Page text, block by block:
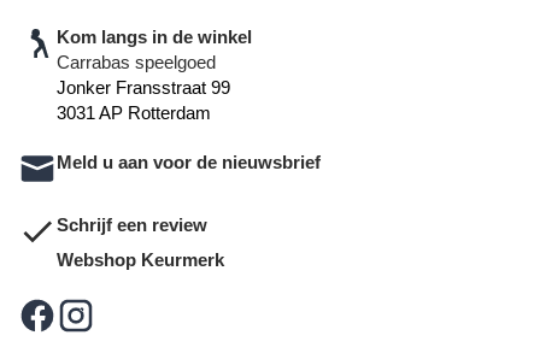
Kom langs in de winkel
Carrabas speelgoed
Jonker Fransstraat 99
3031 AP Rotterdam
Meld u aan voor de nieuwsbrief
Schrijf een review
Webshop Keurmerk